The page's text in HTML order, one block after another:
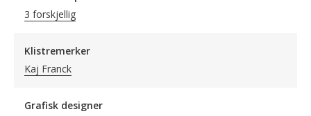
3 forskjellig
Klistremerker
Kaj Franck
Grafisk designer